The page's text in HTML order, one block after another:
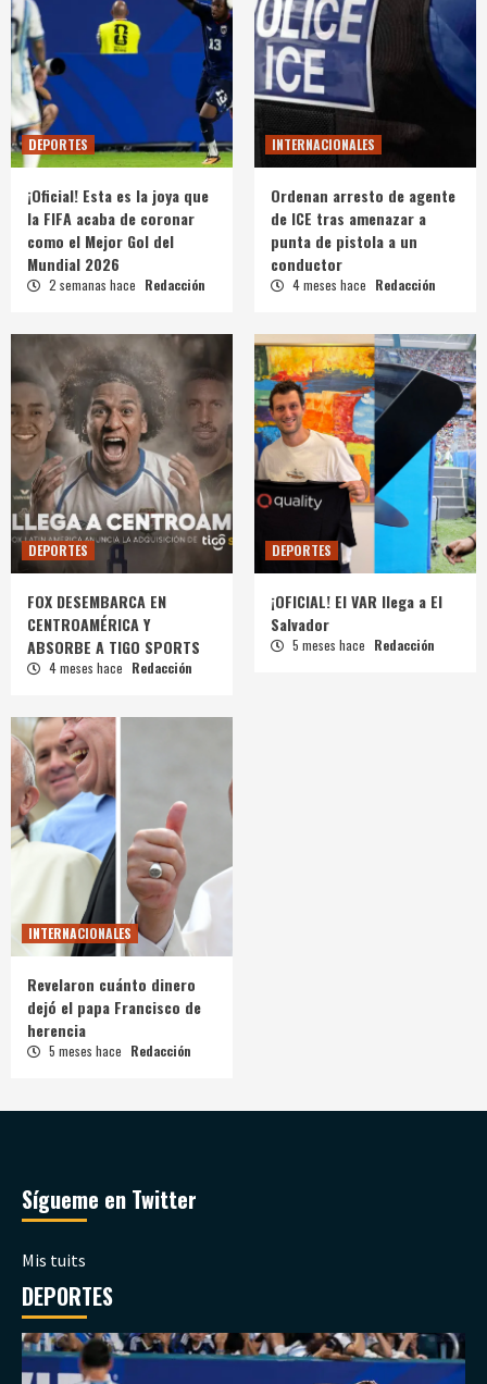
DEPORTES
¡Oficial! Esta es la joya que
la FIFA acaba de coronar
como el Mejor Gol del
Mundial 2026
2 semanas hace Redacción
INTERNACIONALES
Ordenan arresto de agente
de ICE tras amenazar a
punta de pistola a un
conductor
4 meses hace Redacción
DEPORTES
FOX DESEMBARCA EN
CENTROAMÉRICA Y
ABSORBE A TIGO SPORTS
4 meses hace Redacción
DEPORTES
¡OFICIAL! El VAR llega a El
Salvador
5 meses hace Redacción
INTERNACIONALES
Revelaron cuánto dinero
dejó el papa Francisco de
herencia
5 meses hace Redacción
Sígueme en Twitter
Mis tuits
DEPORTES